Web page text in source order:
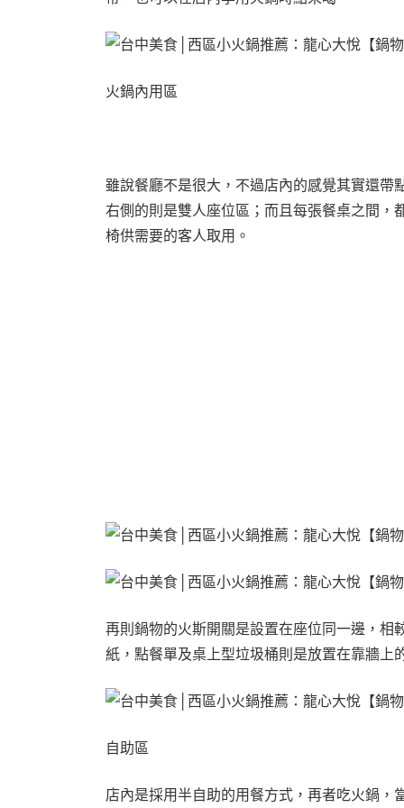
火鍋內用區
雖說餐廳不是很大，不過店內的感覺其實還
右側的則是雙人座位區；而且每張餐桌之間，
椅供需要的客人取用。
再則鍋物的火斯開關是設置在座位同一邊，相
紙，點餐單及桌上型垃圾桶則是放置在靠牆上
自助區
店內是採用半自助的用餐方式，再者吃火鍋